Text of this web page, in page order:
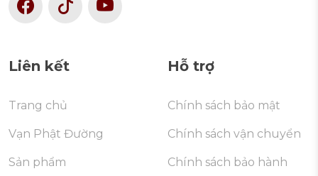
Liên kết
Trang chủ
Vạn Phật Đường
Sản phẩm
Hỗ trợ
Chính sách bảo mật
Chính sách vận chuyển
Chính sách bảo hành